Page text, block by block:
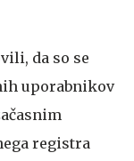
da so se
uporabnikov
registra